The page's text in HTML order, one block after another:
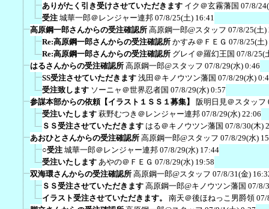
ありがたく引き受けさせていただきます イク＠玄霧藩国 07/8/
受注 城華一郎＠レンジャー連邦 07/8/25(土) 16:41
高原鋼一郎さんからの受注確認所 高原鋼一郎@スタッフ 07/8/25(土)
Re:高原鋼一郎さんからの受注確認所 かすみ＠ＦＥＧ 07/8/25(土)
Re:高原鋼一郎さんからの受注確認所 グレイ＠羅幻王国 07/8/25(
はるさんからの受注確認所 高原鋼一郎@スタッフ 07/8/29(水) 0:46
SS受注させていただきます 浅田＠キノウツン藩国 07/8/29(水)
受注致します ソーニャ＠世界忍者国 07/8/29(水) 0:57
参謀本部からの依頼【イラスト１ＳＳ１募集】
阪明日見＠スタッフ
受注いたします 萩野むつき＠レンジャー連邦 07/8/29(水) 22:06
ＳＳ受注させていただきます はる＠キノウツン藩国 07/8/30(木)
あおひとさんからの受注確認所 高原鋼一郎@スタッフ 07/8/29(水)
○受注 城華一郎＠レンジャー連邦 07/8/29(水) 17:44
受注いたします あやの＠ＦＥＧ 07/8/29(水) 19:58
双海環さんからの受注確認所 高原鋼一郎@スタッフ 07/8/31(金)
ＳＳ受注させていただきます 高原鋼一郎@キノウツン藩国 07/8/
イラスト受注させていただきます。
南天＠後ほねっこ男爵領 07/